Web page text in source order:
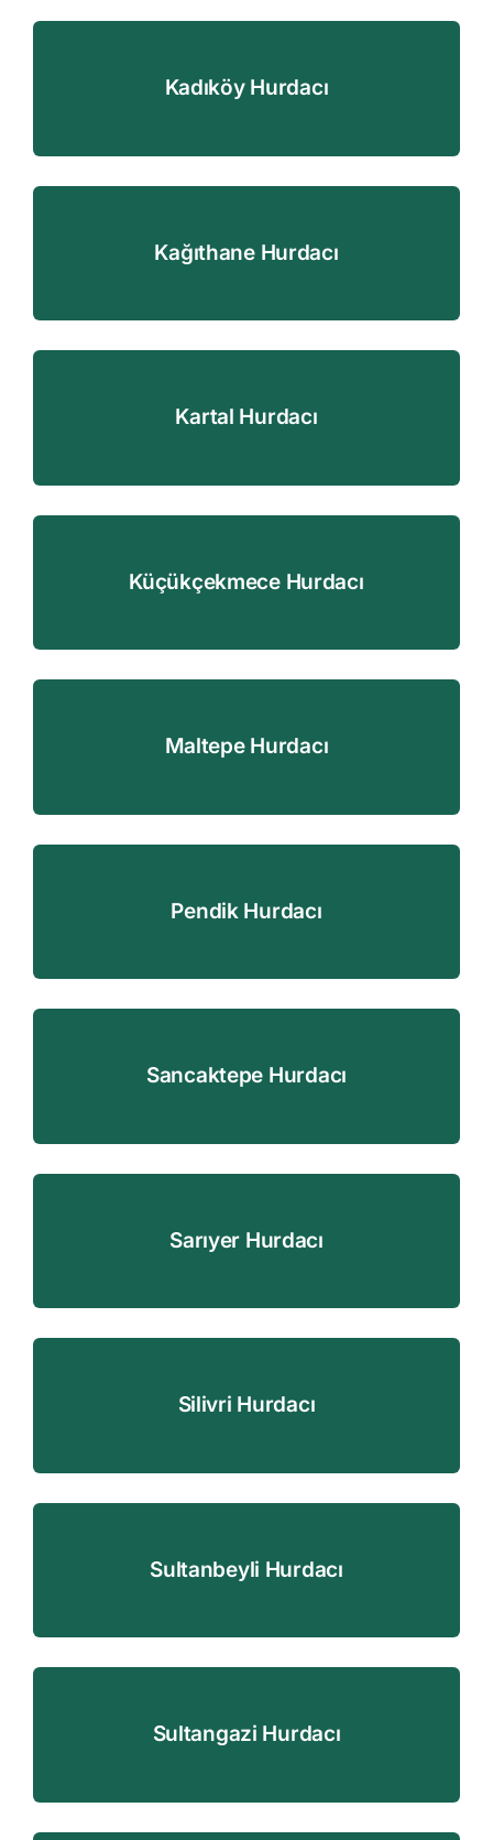
Kadıköy Hurdacı
Kağıthane Hurdacı
Kartal Hurdacı
Küçükçekmece Hurdacı
Maltepe Hurdacı
Pendik Hurdacı
Sancaktepe Hurdacı
Sarıyer Hurdacı
Silivri Hurdacı
Sultanbeyli Hurdacı
Sultangazi Hurdacı